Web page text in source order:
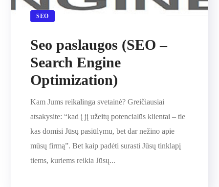
SEO
Seo paslaugos (SEO –
Search Engine
Optimization)
Kam Jums reikalinga svetainė? Greičiausiai
atsakysite: “kad į jį užeitų potencialūs klientai – tie
kas domisi Jūsų pasiūlymu, bet dar nežino apie
mūsų firmą”. Bet kaip padėti surasti Jūsų tinklapį
tiems, kuriems reikia Jūsų...